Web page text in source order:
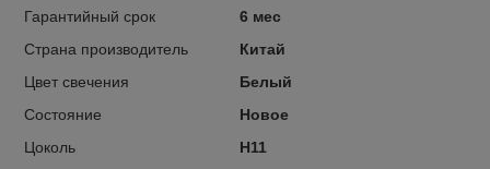
Гарантийный срок
6 мес
Страна производитель
Китай
Цвет свечения
Белый
Состояние
Новое
Цоколь
H11